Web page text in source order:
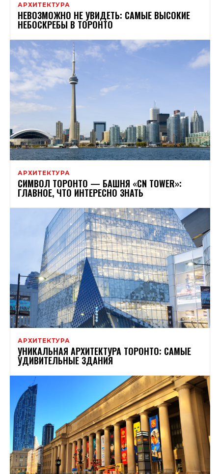
АРХИТЕКТУРА
НЕВОЗМОЖНО НЕ УВИДЕТЬ: САМЫЕ ВЫСОКИЕ
НЕБОСКРЕБЫ В ТОРОНТО
АРХИТЕКТУРА
СИМВОЛ ТОРОНТО — БАШНЯ «CN TOWER»:
ГЛАВНОЕ, ЧТО ИНТЕРЕСНО ЗНАТЬ
АРХИТЕКТУРА
УНИКАЛЬНАЯ АРХИТЕКТУРА ТОРОНТО: САМЫЕ
УДИВИТЕЛЬНЫЕ ЗДАНИЯ